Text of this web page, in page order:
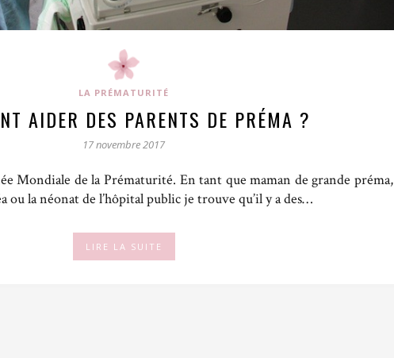
LA PRÉMATURITÉ
AIDER DES PARENTS DE PRÉMA ?
17 novembre 2017
Mondiale de la Prématurité. En tant que maman de grande préma,
ou la néonat de l’hôpital public je trouve qu’il y a des…
LIRE LA SUITE